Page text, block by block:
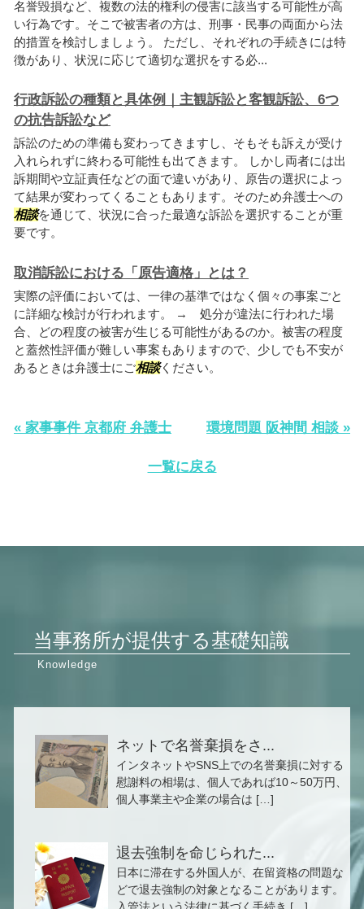
名誉毀損など、複数の法的権利の侵害に該当する可能性が高
い行為です。そこで被害者の方は、刑事・民事の両面から法
的措置を検討しましょう。 ただし、それぞれの手続きには特
徴があり、状況に応じて適切な選択をする必...
行政訴訟の種類と具体例｜主観訴訟と客観訴訟、6つ
の抗告訴訟など
訴訟のための準備も変わってきますし、そもそも訴えが受け
入れられずに終わる可能性も出てきます。 しかし両者には出
訴期間や立証責任などの面で違いがあり、原告の選択によっ
て結果が変わってくることもあります。そのため弁護士への
相談を通じて、状況に合った最適な訴訟を選択することが重
要です。
取消訴訟における「原告適格」とは？
実際の評価においては、一律の基準ではなく個々の事案ごと
に詳細な検討が行われます。 → 処分が違法に行われた場
合、どの程度の被害が生じる可能性があるのか。被害の程度
と蓋然性評価が難しい事案もありますので、少しでも不安が
あるときは弁護士にご相談ください。
« 家事事件 京都府 弁護士 環境問題 阪神間 相談 »
一覧に戻る
当事務所が提供する基礎知識
ネットで名誉棄損をさ...
インタネットやSNS上での名誉棄損に対する
慰謝料の相場は、個人であれば10～50万円、
個人事業主や企業の場合は […]
退去強制を命じられた...
日本に滞在する外国人が、在留資格の問題な
どで退去強制の対象となることがあります。